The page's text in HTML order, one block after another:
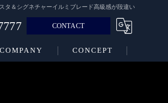
タ＆シグネチャーイルミブレード高級感が段違い
CONTACT
COMPANY CONCEPT